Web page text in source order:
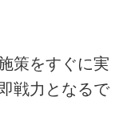
策をすぐに実
戦力となるで